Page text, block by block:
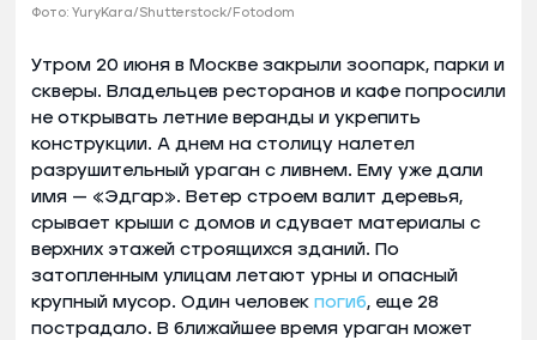
Фото: YuryKara/Shutterstock/Fotodom
Утром 20 июня в Москве закрыли зоопарк, парки и
скверы. Владельцев ресторанов и кафе попросили
не открывать летние веранды и укрепить
конструкции. А днем на столицу налетел
разрушительный ураган с ливнем. Ему уже дали
имя — «Эдгар». Ветер строем валит деревья,
срывает крыши с домов и сдувает материалы с
верхних этажей строящихся зданий. По
затопленным улицам летают урны и опасный
крупный мусор. Один человек погиб, еще 28
пострадало. В ближайшее время ураган может